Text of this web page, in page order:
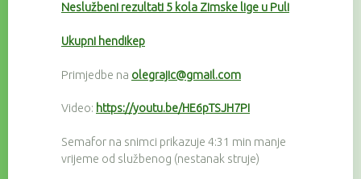
Neslužbeni rezultati 5 kola Zimske lige u Puli
Ukupni hendikep
Primjedbe na olegrajic@gmail.com
Video: https://youtu.be/HE6pTSJH7PI
Semafor na snimci prikazuje 4:31 min manje
vrijeme od službenog (nestanak struje)